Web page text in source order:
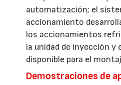
automatización; el
accionamiento
los accionamientos
la unidad de inyección y
disponible para el
Demostraciones de